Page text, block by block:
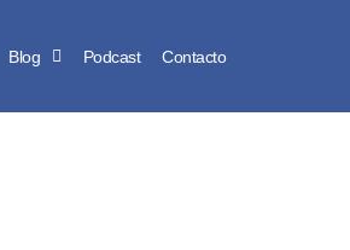
Blog Podcast Contacto